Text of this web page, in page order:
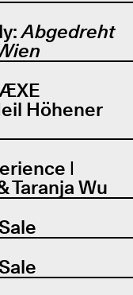
Abgedreht
Höhener
|
Taranja Wu